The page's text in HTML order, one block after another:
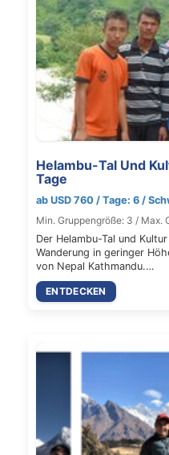
Helambu-Tal Und
Tage
ab USD 760 / Tage: 6 /
Min. Gruppengröße: 3 / Max.
Der Helambu-Tal und
Wanderung in geringer
von Nepal Kathmandu.…
ENTDECKEN